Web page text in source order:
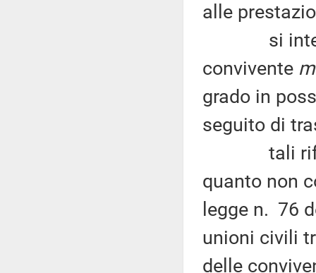
alle
si
convivente
grado in
seguito di
tali
quanto non
legge n. 76
unioni civili
delle